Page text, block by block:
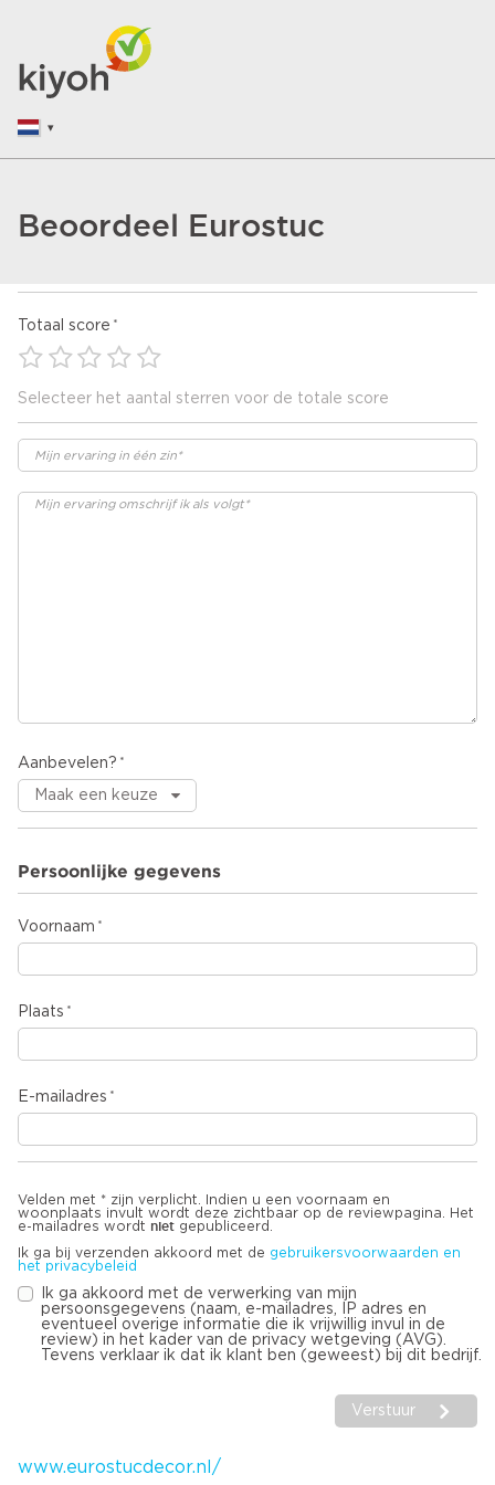
Beoordeel Eurostuc
Totaal score
Selecteer het aantal sterren voor de totale score
Aanbevelen?
Persoonlijke gegevens
Voornaam
Plaats
E-mailadres
Velden met * zijn verplicht. Indien u een voornaam en
woonplaats invult wordt deze zichtbaar op de reviewpagina. Het
e-mailadres wordt niet gepubliceerd.
Ik ga bij verzenden akkoord met de gebruikersvoorwaarden en
het privacybeleid
Ik ga akkoord met de verwerking van mijn
persoonsgegevens (naam, e-mailadres, IP adres en
eventueel overige informatie die ik vrijwillig invul in de
review) in het kader van de privacy wetgeving (AVG).
Tevens verklaar ik dat ik klant ben (geweest) bij dit bedrijf.
Verstuur
www.eurostucdecor.nl/